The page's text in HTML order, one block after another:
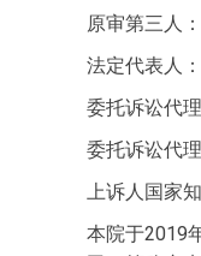
原审第三人
法定代表人
委托诉讼代
委托诉讼代
上诉人国家
本院于2019